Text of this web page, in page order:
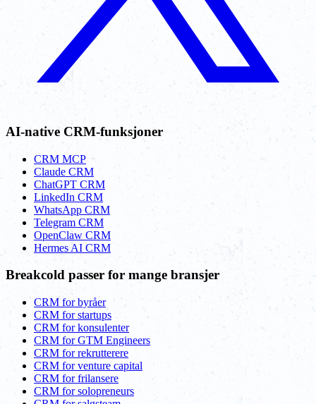
AI-native CRM-funksjoner
CRM MCP
Claude CRM
ChatGPT CRM
LinkedIn CRM
WhatsApp CRM
Telegram CRM
OpenClaw CRM
Hermes AI CRM
Breakcold passer for mange bransjer
CRM for byråer
CRM for startups
CRM for konsulenter
CRM for GTM Engineers
CRM for rekrutterere
CRM for venture capital
CRM for frilansere
CRM for solopreneurs